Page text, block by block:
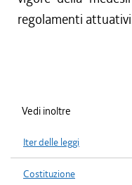
regolamenti
Vedi inoltre
Iter delle leggi
Costituzione